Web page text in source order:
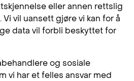
eller annen rettslig
vil uansett gjøre vi kan for å
data vil forbli beskyttet for
og sosiale
vi har et felles ansvar med